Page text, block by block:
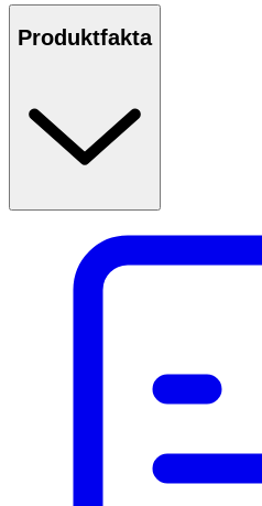
Produktfakta